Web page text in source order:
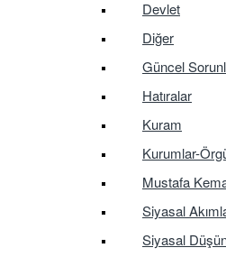
Devlet
Diğer
Güncel
Hatıralar
Kuram
Kurumlar-
Mustafa
Siyasal
Siyasal